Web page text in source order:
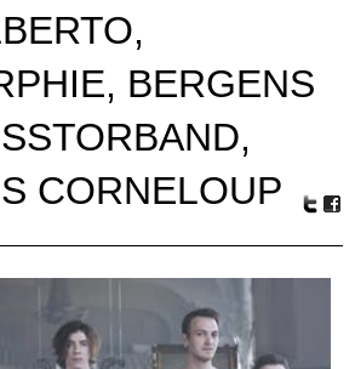
BERGENS
CORNELOUP
r
oo